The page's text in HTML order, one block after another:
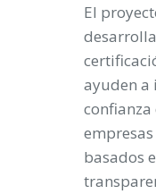
El
ayuden a
basados